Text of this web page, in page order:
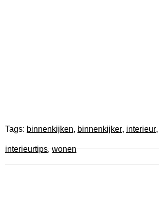
Tags: binnenkijken, binnenkijker, interieur,
interieurtips, wonen